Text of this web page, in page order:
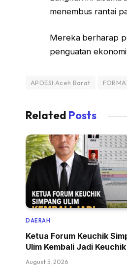
menembus rantai
Mereka berharap
penguatan
APDESI Aceh Barat
Related Posts
DAERAH
Ketua Forum Keuchik
Ulim Kembali Jadi
August 5, 2026